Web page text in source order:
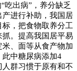
吃出病”，养分缺乏
进行补助，我国居
，把食物取养分工
。提高我国居平易
、面等从食产物加
中糖尿病添加4
群习惯于原有和不